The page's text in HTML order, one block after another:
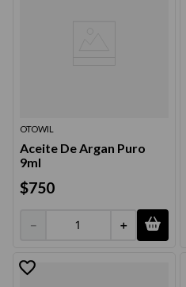
OTOWIL
Aceite De Argan Puro
9ml
$750
＋
－